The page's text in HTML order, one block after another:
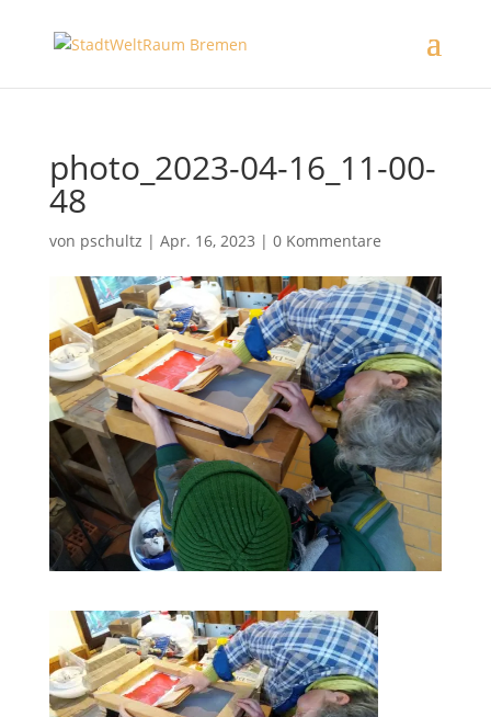
photo_2023-04-16_11-00-
48
von pschultz | Apr. 16, 2023 | 0 Kommentare